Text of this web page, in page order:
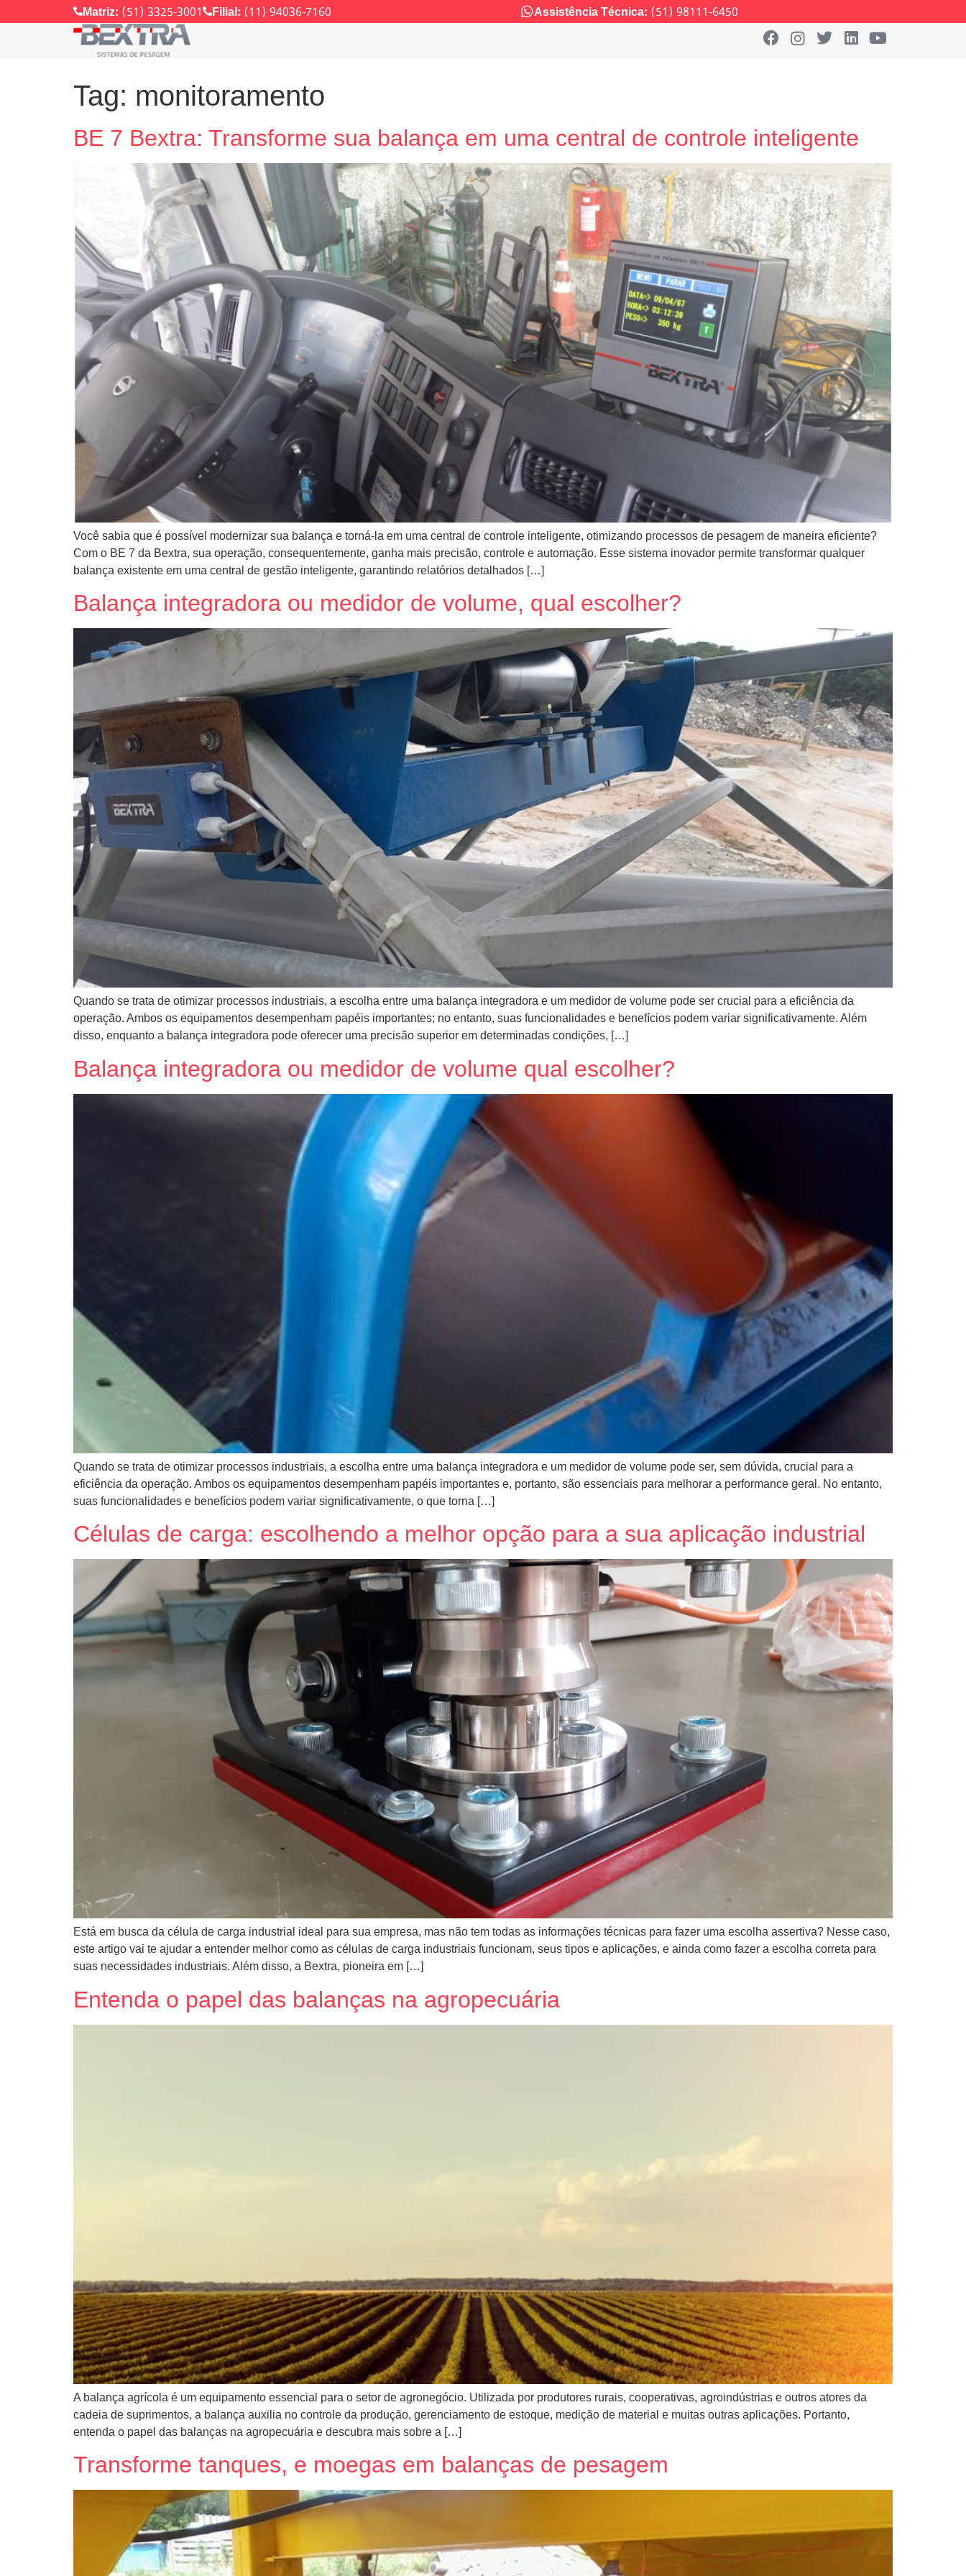
Matriz: (51) 3325-3001 Filial: (11) 94036-7160 Assistência Técnica: (51) 98111-6450
Tag: monitoramento
BE 7 Bextra: Transforme sua balança em uma central de controle inteligente
Você sabia que é possível modernizar sua balança e torná-la em uma central de controle inteligente, otimizando processos de pesagem de maneira eficiente?
Com o BE 7 da Bextra, sua operação, consequentemente, ganha mais precisão, controle e automação. Esse sistema inovador permite transformar qualquer
balança existente em uma central de gestão inteligente, garantindo relatórios detalhados […]
Balança integradora ou medidor de volume, qual escolher?
Quando se trata de otimizar processos industriais, a escolha entre uma balança integradora e um medidor de volume pode ser crucial para a eficiência da
operação. Ambos os equipamentos desempenham papéis importantes; no entanto, suas funcionalidades e benefícios podem variar significativamente. Além
disso, enquanto a balança integradora pode oferecer uma precisão superior em determinadas condições, […]
Balança integradora ou medidor de volume qual escolher?
Quando se trata de otimizar processos industriais, a escolha entre uma balança integradora e um medidor de volume pode ser, sem dúvida, crucial para a
eficiência da operação. Ambos os equipamentos desempenham papéis importantes e, portanto, são essenciais para melhorar a performance geral. No entanto,
suas funcionalidades e benefícios podem variar significativamente, o que torna […]
Células de carga: escolhendo a melhor opção para a sua aplicação industrial
Está em busca da célula de carga industrial ideal para sua empresa, mas não tem todas as informações técnicas para fazer uma escolha assertiva? Nesse caso,
este artigo vai te ajudar a entender melhor como as células de carga industriais funcionam, seus tipos e aplicações, e ainda como fazer a escolha correta para
suas necessidades industriais. Além disso, a Bextra, pioneira em […]
Entenda o papel das balanças na agropecuária
A balança agrícola é um equipamento essencial para o setor de agronegócio. Utilizada por produtores rurais, cooperativas, agroindústrias e outros atores da
cadeia de suprimentos, a balança auxilia no controle da produção, gerenciamento de estoque, medição de material e muitas outras aplicações. Portanto,
entenda o papel das balanças na agropecuária e descubra mais sobre a […]
Transforme tanques, e moegas em balanças de pesagem